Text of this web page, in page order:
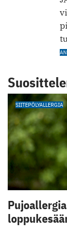
SIITEPÖLYALLERGIA